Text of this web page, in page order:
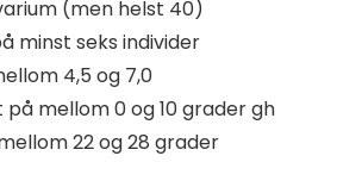
(men helst 40)
minst seks individer
4,5 og 7,0
mellom 0 og 10 grader gh
22 og 28 grader